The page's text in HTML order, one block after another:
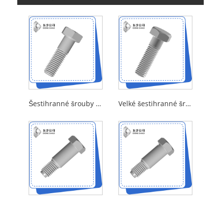
Šestihranné šrouby pro přírubové trubky Velké šestihranné šrouby pro ocelovou konstrukci